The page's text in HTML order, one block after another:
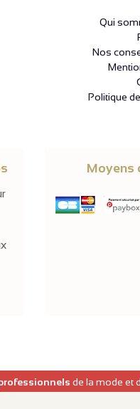
Qui
Nos
Politique
Moyens
de la mode et